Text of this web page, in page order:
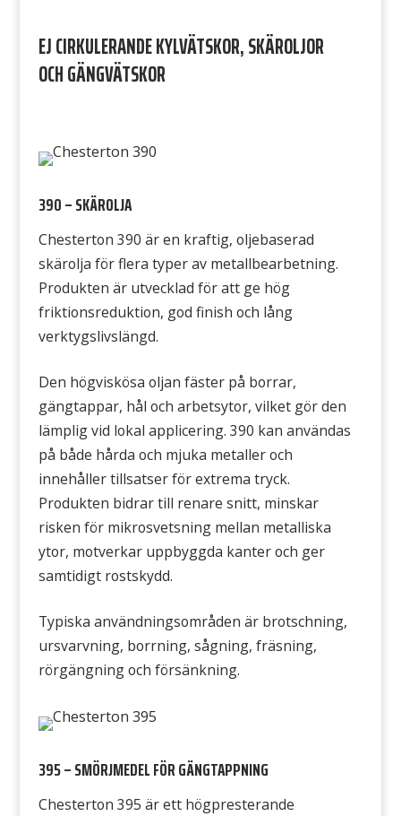
EJ CIRKULERANDE KYLVÄTSKOR, SKÄROLJOR
OCH GÄNGVÄTSKOR
390 – SKÄROLJA
Chesterton 390 är en kraftig, oljebaserad
skärolja för flera typer av metallbearbetning.
Produkten är utvecklad för att ge hög
friktionsreduktion, god finish och lång
verktygslivslängd.
Den högviskösa oljan fäster på borrar,
gängtappar, hål och arbetsytor, vilket gör den
lämplig vid lokal applicering. 390 kan användas
på både hårda och mjuka metaller och
innehåller tillsatser för extrema tryck.
Produkten bidrar till renare snitt, minskar
risken för mikrosvetsning mellan metalliska
ytor, motverkar uppbyggda kanter och ger
samtidigt rostskydd.
Typiska användningsområden är brotschning,
ursvarvning, borrning, sågning, fräsning,
rörgängning och försänkning.
395 – SMÖRJMEDEL FÖR GÄNGTAPPNING
Chesterton 395 är ett högpresterande